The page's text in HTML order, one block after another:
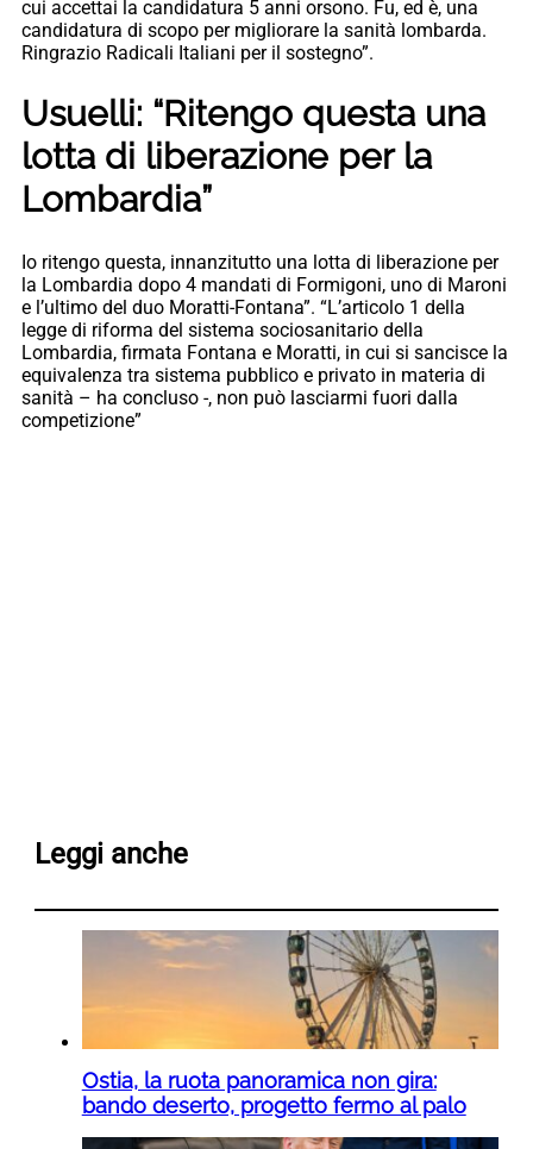
cui accettai la candidatura 5 anni orsono. Fu, ed è, una
candidatura di scopo per migliorare la sanità lombarda.
Ringrazio Radicali Italiani per il sostegno”.
Usuelli: “Ritengo questa una
lotta di liberazione per la
Lombardia”
Io ritengo questa, innanzitutto una lotta di liberazione per
la Lombardia dopo 4 mandati di Formigoni, uno di Maroni
e l’ultimo del duo Moratti-Fontana”. “L’articolo 1 della
legge di riforma del sistema sociosanitario della
Lombardia, firmata Fontana e Moratti, in cui si sancisce la
equivalenza tra sistema pubblico e privato in materia di
sanità – ha concluso -, non può lasciarmi fuori dalla
competizione”
Leggi anche
Ostia, la ruota panoramica non gira:
bando deserto, progetto fermo al palo